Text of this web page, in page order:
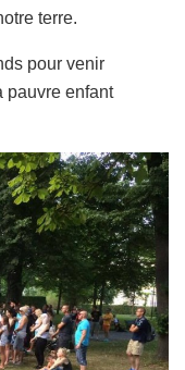
terre.
pour venir
pauvre enfant